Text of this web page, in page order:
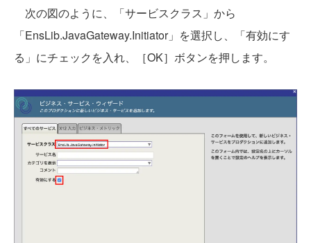
次の図のように、「サービスクラス」から
「EnsLib.JavaGateway.Initiator」を選択し、「有効にす
る」にチェックを入れ、［OK］ボタンを押します。